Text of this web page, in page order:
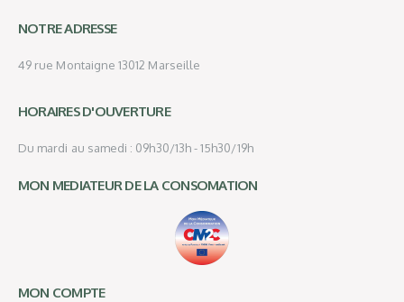
NOTRE ADRESSE
49 rue Montaigne 13012 Marseille
HORAIRES D'OUVERTURE
Du mardi au samedi : 09h30/13h - 15h30/19h
MON MEDIATEUR DE LA CONSOMATION
MON COMPTE